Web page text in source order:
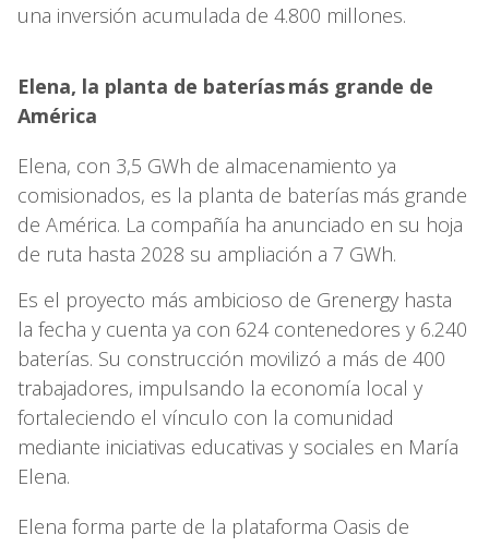
una inversión acumulada de 4.800 millones.
Elena, la planta de baterías más grande de
América
Elena, con 3,5 GWh de almacenamiento ya
comisionados, es la planta de baterías más grande
de América. La compañía ha anunciado en su hoja
de ruta hasta 2028 su ampliación a 7 GWh.
Es el proyecto más ambicioso de Grenergy hasta
la fecha y cuenta ya con 624 contenedores y 6.240
baterías. Su construcción movilizó a más de 400
trabajadores, impulsando la economía local y
fortaleciendo el vínculo con la comunidad
mediante iniciativas educativas y sociales en María
Elena.
Elena forma parte de la plataforma Oasis de